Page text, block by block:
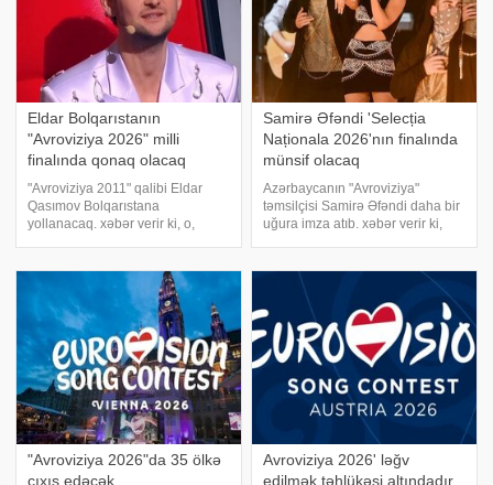
Eldar Bolqarıstanın
"Avroviziya 2026" milli
finalında qonaq olacaq
"Avroviziya 2011" qalibi Eldar
Qasımov Bolqarıstana
yollanacaq. xəbər verir ki, o,
qonaq olacaq. Eyni zamanda
gecəyə Albaniyanın bu ilki
təmsilçis
Samirə Əfəndi 'Selecția
Naționala 2026'nın finalında
münsif olacaq
Azərbaycanın "Avroviziya"
təmsilçisi Samirə Əfəndi daha bir
uğura imza atıb. xəbər verir ki,
milli finalında münsif qismində
yer alacaq. O, 1
"Avroviziya 2026"da 35 ölkə
çıxış edəcək
Avroviziya 2026' ləğv
edilmək təhlükəsi altındadır